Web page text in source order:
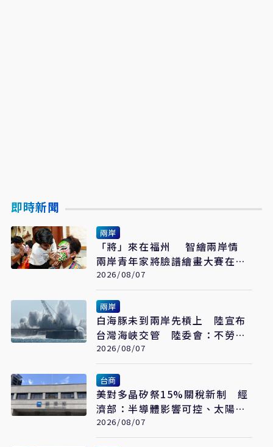
即時新聞
兩岸
「將」來在福州 智繪兩岸情
兩岸青年家將臉譜繪畫大賽在福
州開幕
2026/08/07
兩岸
白海豚未到兩岸先槓上 陸宣布
台灣海峽交管 陸委會：不勞費
心
2026/08/07
台商
美對多晶矽祭15%關稅新制 經
濟部：半導體影響可控、太陽能
產業衝擊有限
2026/08/07